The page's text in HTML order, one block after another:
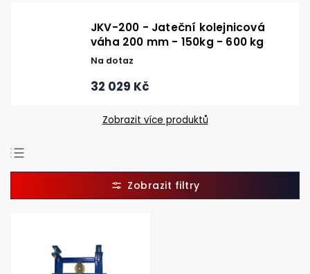
JKV-200 - Jateční kolejnicová
váha 200 mm - 150kg - 600 kg
Na dotaz
32 029 Kč
Zobrazit více produktů
Doporučujeme
Nejlevnější
Nejprodávanější
Abecedně